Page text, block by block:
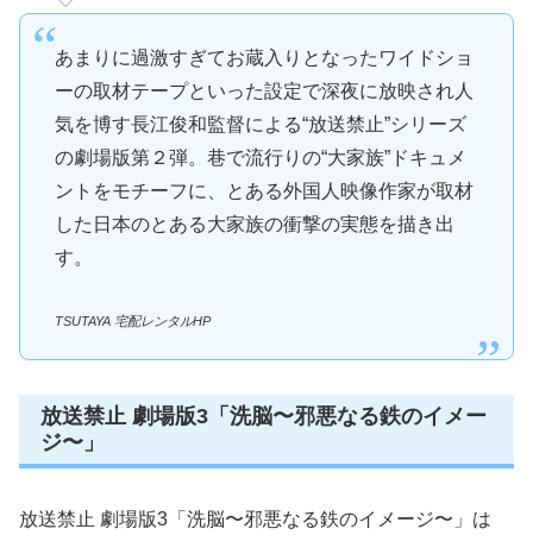
あまりに過激すぎてお蔵入りとなったワイドショ
ーの取材テープといった設定で深夜に放映され人
気を博す長江俊和監督による“放送禁止”シリーズ
の劇場版第２弾。巷で流行りの“大家族”ドキュメ
ントをモチーフに、とある外国人映像作家が取材
した日本のとある大家族の衝撃の実態を描き出
す。
TSUTAYA 宅配レンタルHP
放送禁止 劇場版3「洗脳〜邪悪なる鉄のイメー
ジ〜」
放送禁止 劇場版3「洗脳〜邪悪なる鉄のイメージ〜」は